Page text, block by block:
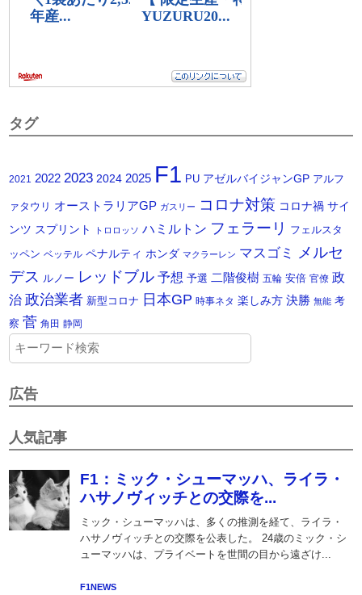
タグ
2021 2022 2023 2024 2025 F1 PU アゼルバイジャンGP アルフ
ァタウリ オーストラリアGP ガスリー コロナ対策 コロナ禍 サイ
ンツ スプリント トロロッソ ハミルトン フェラーリ
フェルスタ
ッペン ベッテル ペナルティ ホンダ マクラーレン マスゴミ
メルセ
デス ルノー レッドブル 予想 予選 二階俊樹 五輪 安倍 官僚 政
治 政治業者 新型コロナ 日本GP 時事ネタ 楽しみ方 決勝 無能 考
察 菅 角田 静岡
広告
人気記事